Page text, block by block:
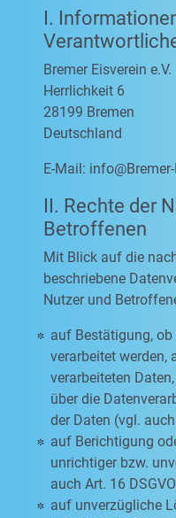
I.
Bremer Eisverein e.V.
Herrlichkeit 6
28199 Bremen
Deutschland
E-Mail:
II. Rechte der
Betroffenen
Mit Blick auf die
beschriebene
Nutzer und
auf Bestätigung,
verarbeitet werden,
verarbeiteten
über die
der Daten (vgl.
auf Berichtigung
unrichtiger bzw.
auch Art. 16
auf unverzügliche